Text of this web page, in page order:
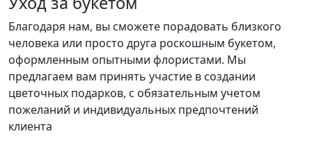
Благодаря нам, вы сможете порадовать близкого
человека или просто друга роскошным букетом,
оформленным опытными флористами. Мы
предлагаем вам принять участие в создании
цветочных подарков, с обязательным учетом
пожеланий и индивидуальных предпочтений
клиента